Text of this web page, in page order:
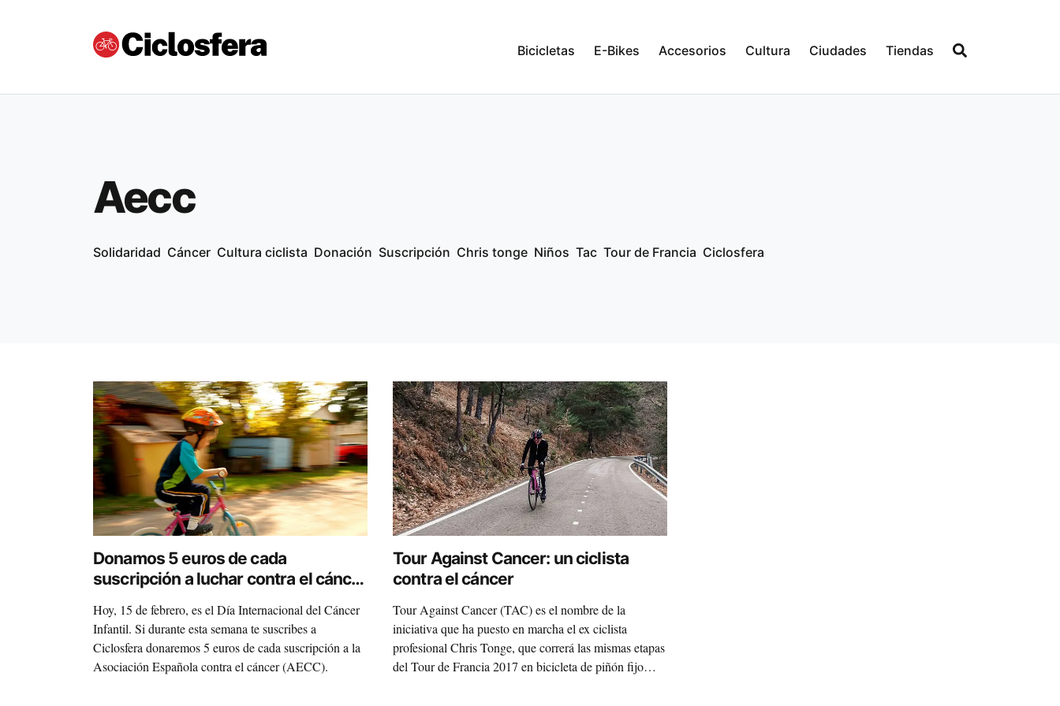
Bicicletas E-Bikes Accesorios Cultura Ciudades Tiendas
Aecc
Solidaridad Cáncer Cultura ciclista Donación Suscripción Chris tonge Niños Tac Tour de Francia Ciclosfera
Donamos 5 euros de cada
suscripción a luchar contra el cáncer
Hoy, 15 de febrero, es el Día Internacional del Cáncer
Infantil. Si durante esta semana te suscribes a
Ciclosfera donaremos 5 euros de cada suscripción a la
Asociación Española contra el cáncer (AECC).
Tour Against Cancer: un ciclista
contra el cáncer
Tour Against Cancer (TAC) es el nombre de la
iniciativa que ha puesto en marcha el ex ciclista
profesional Chris Tonge, que correrá las mismas etapas
del Tour de Francia 2017 en bicicleta de piñón fijo